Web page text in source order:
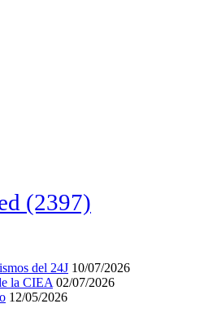
(2397)
del 24J 10/07/2026
la CIEA 02/07/2026
12/05/2026